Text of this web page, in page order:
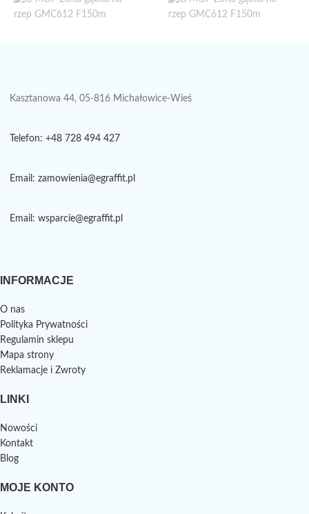
Kasztanowa 44, 05-816 Michałowice-Wieś
Telefon: +48 728 494 427
Email: zamowienia@egraffit.pl
Email: wsparcie@egraffit.pl
INFORMACJE
O nas
Polityka Prywatności
Regulamin sklepu
Mapa strony
Reklamacje i Zwroty
LINKI
Nowości
Kontakt
Blog
MOJE KONTO